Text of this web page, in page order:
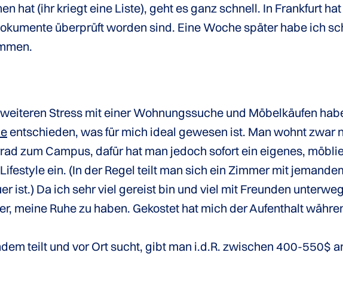
hat (ihr kriegt eine Liste), geht es ganz schnell. In Frankfurt
überprüft worden sind. Eine Woche später habe ich
Stress mit einer Wohnungssuche und Möbelkäufen
entschieden, was für mich ideal gewesen ist. Man wohnt zwar
zum Campus, dafür hat man jedoch sofort ein eigenes,
ein. (In der Regel teilt man sich ein Zimmer mit
ist.) Da ich sehr viel gereist bin und viel mit Freunden
meine Ruhe zu haben. Gekostet hat mich der Aufenthalt
teilt und vor Ort sucht, gibt man i.d.R. zwischen 400-550$